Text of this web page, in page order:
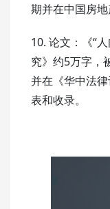
期并在中国房地
10. 论文：《“
究》约5万字，
并在《华中法
表和收录。